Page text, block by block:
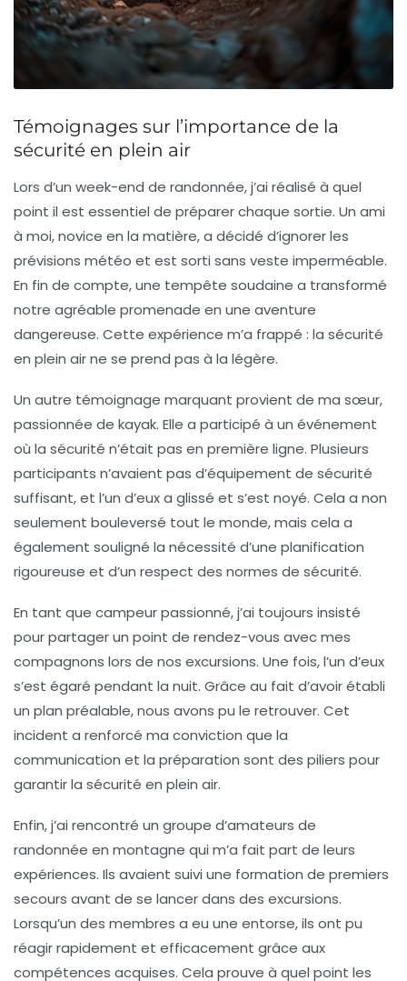
Témoignages sur l’importance de la
sécurité en plein air
Lors d’un week-end de randonnée, j’ai réalisé à quel
point il est essentiel de préparer chaque sortie. Un ami
à moi, novice en la matière, a décidé d’ignorer les
prévisions météo et est sorti sans veste imperméable.
En fin de compte, une tempête soudaine a transformé
notre agréable promenade en une aventure
dangereuse. Cette expérience m’a frappé : la sécurité
en plein air ne se prend pas à la légère.
Un autre témoignage marquant provient de ma sœur,
passionnée de kayak. Elle a participé à un événement
où la sécurité n’était pas en première ligne. Plusieurs
participants n’avaient pas d’équipement de sécurité
suffisant, et l’un d’eux a glissé et s’est noyé. Cela a non
seulement bouleversé tout le monde, mais cela a
également souligné la nécessité d’une planification
rigoureuse et d’un respect des normes de sécurité.
En tant que campeur passionné, j’ai toujours insisté
pour partager un point de rendez-vous avec mes
compagnons lors de nos excursions. Une fois, l’un d’eux
s’est égaré pendant la nuit. Grâce au fait d’avoir établi
un plan préalable, nous avons pu le retrouver. Cet
incident a renforcé ma conviction que la
communication et la préparation sont des piliers pour
garantir la sécurité en plein air.
Enfin, j’ai rencontré un groupe d’amateurs de
randonnée en montagne qui m’a fait part de leurs
expériences. Ils avaient suivi une formation de premiers
secours avant de se lancer dans des excursions.
Lorsqu’un des membres a eu une entorse, ils ont pu
réagir rapidement et efficacement grâce aux
compétences acquises. Cela prouve à quel point les